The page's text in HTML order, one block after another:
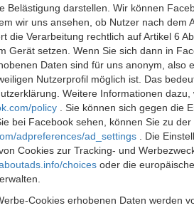
Belästigung darstellen. Wir können
wir uns ansehen, ob Nutzer nach dem
die Verarbeitung rechtlich auf Artikel 6
Gerät setzen. Wenn Sie sich dann in
Daten sind für uns anonym,
Nutzerprofil möglich ist. Das
Weitere Informationen
policy
. Sie können sich gegen die
bei Facebook sehen, können Sie zu
adpreferences/ad_settings
. Die
Cookies zur Tracking- und
choices oder die
Cookies erhobenen Daten werden